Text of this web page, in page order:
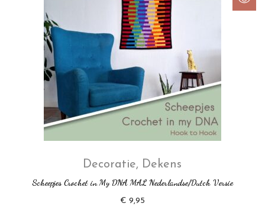
Decoratie, Dekens
Scheepjes Crochet in My DNA MAL Nederlandse/Dutch Versie
€ 9,95